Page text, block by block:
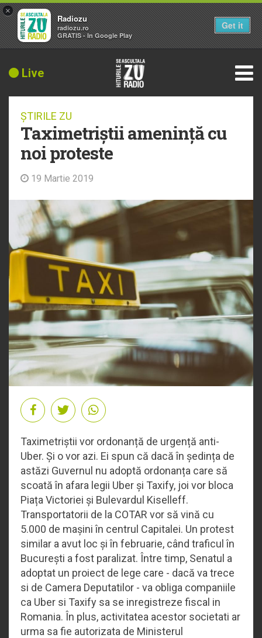
Live
ȘTIRILE ZU
Taximetriștii amenință cu
noi proteste
19 Martie 2019
Taximetriștii vor ordonanță de urgență anti-
Uber. Și o vor azi. Ei spun că dacă în ședința de
astăzi Guvernul nu adoptă ordonanța care să
scoată în afara legii Uber și Taxify, joi vor bloca
Piața Victoriei și Bulevardul Kiselleff.
Transportatorii de la COTAR vor să vină cu
5.000 de mașini în centrul Capitalei. Un protest
similar a avut loc și în februarie, când traficul în
București a fost paralizat. Între timp, Senatul a
adoptat un proiect de lege care - dacă va trece
si de Camera Deputatilor - va obliga companiile
ca Uber si Taxify sa se inregistreze fiscal in
Romania. În plus, activitatea acestor societati ar
urma sa fie autorizata de Ministerul
×
Radiozu
radiozu.ro
GRATIS - In Google Play
Get it